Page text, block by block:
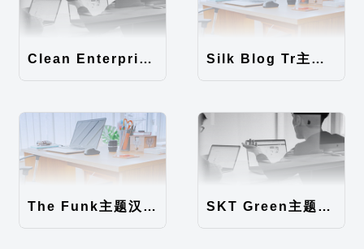
Clean Enterprise主题汉化包 Silk Blog Tr主题汉化包
The Funk主题汉化包 SKT Green主题汉化包